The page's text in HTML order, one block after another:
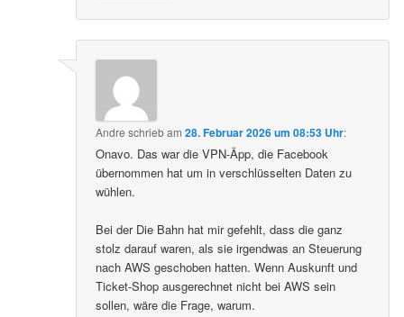
Andre schriebam28. Februar 2026 um 08:53 Uhr:
Onavo. Das war die VPN-Äpp, die Facebook
übernommen hat um in verschlüsselten Daten zu
wühlen.
Bei der Die Bahn hat mir gefehlt, dass die ganz
stolz darauf waren, als sie irgendwas an Steuerung
nach AWS geschoben hatten. Wenn Auskunft und
Ticket-Shop ausgerechnet nicht bei AWS sein
sollen, wäre die Frage, warum.